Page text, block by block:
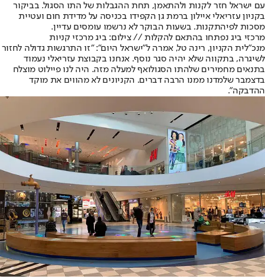
עם ישראל חזר לקנות ולהתאמן, תחת ההגבלות של התו הסגול. בביקור
בקניון עזריאלי איילון ברמת גן הקפידו בכניסה על מדידת חום ועטיית
מסכות לפיהתקנות. בשעות הבוקר לא נרשמו עומסים עדיין.
מרכזי ביג נפתחו בהתאם להקלות // צילום: ביג מרכזי קניות
מנכ"לית הקניון, רינה טל, אמרה ל"ישראל היום": "זו התרגשות גדולה לחזור
לשיגרה, בתקווה שלא יהיה סגר נוסף. אנחנו בקבוצת עזריאלי נעמוד
בתנאים מחמירים שלהתו הסגולואף למעלה מזה. היה לנו פיילוט מוצלח
בדצמבר שלמדנו ממנו הרבה דברים. הקניונים לא מהווים את מוקד
ההדבקה".